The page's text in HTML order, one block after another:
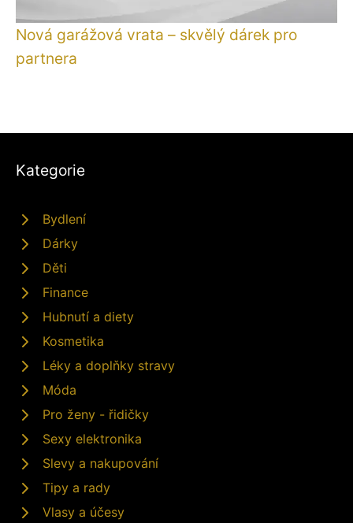
Nová garážová vrata – skvělý dárek pro
partnera
Kategorie
Bydlení
Dárky
Děti
Finance
Hubnutí a diety
Kosmetika
Léky a doplňky stravy
Móda
Pro ženy - řidičky
Sexy elektronika
Slevy a nakupování
Tipy a rady
Vlasy a účesy